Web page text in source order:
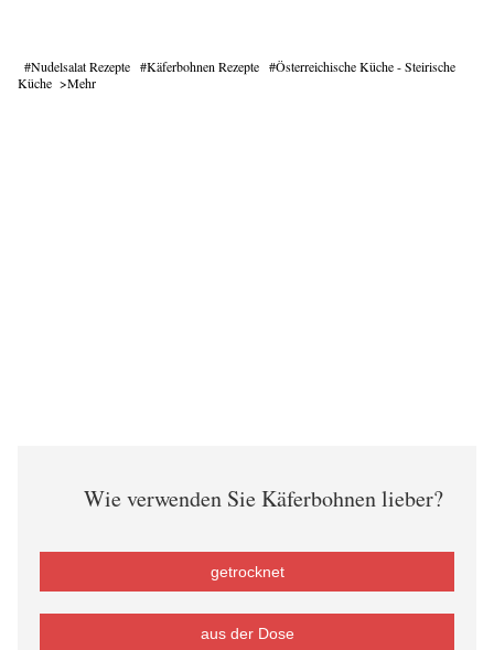
Nudelsalat Rezepte Käferbohnen Rezepte
Österreichische Küche - Steirische
Küche
Mehr
Wie verwenden Sie Käferbohnen lieber?
getrocknet
aus der Dose